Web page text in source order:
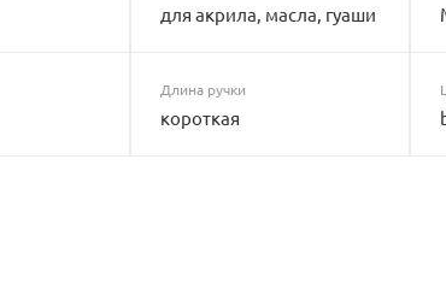
для акрила, масла, гуаши
Длина ручки
короткая